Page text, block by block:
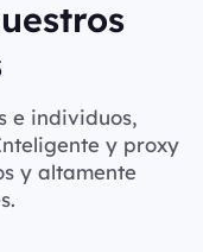
e individuos,
y proxy
y altamente